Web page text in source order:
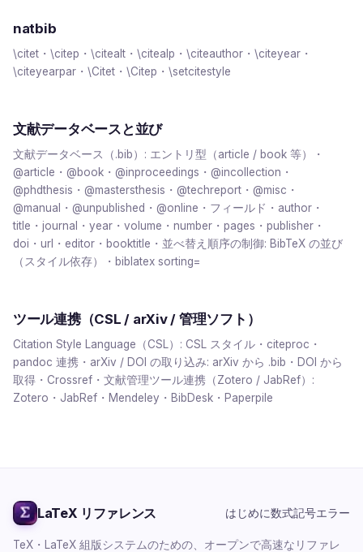
natbib
\citet・\citep・\citealt・\citealp・\citeauthor・\citeyear・
\citeyearpar・\Citet・\Citep・\setcitestyle
文献データベースと並び
文献データベース（.bib）: エントリ型（article / book 等）・
@article・@book・@inproceedings・@incollection・
@phdthesis・@mastersthesis・@techreport・@misc・
@manual・@unpublished・@online・フィールド・author・
title・journal・year・volume・number・pages・publisher・
doi・url・editor・booktitle・並べ替え順序の制御: BibTeX の並び
（スタイル依存）・biblatex sorting=
ツール連携（CSL / arXiv / 管理ソフト）
Citation Style Language（CSL）: CSL スタイル・citeproc・
pandoc 連携・arXiv / DOI の取り込み: arXiv から .bib・DOI から
取得・Crossref・文献管理ツール連携（Zotero / JabRef）:
Zotero・JabRef・Mendeley・BibDesk・Paperpile
LaTeX リファレンス はじめに数式記号エラー
TeX・LaTeX 組版システムのための、オープンで高速なリファレ